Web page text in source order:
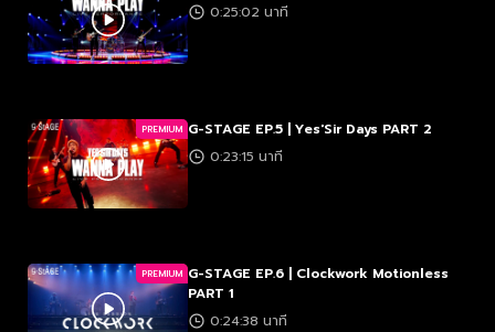
0:25:02 นาที
PREMIUM G-STAGE EP.5 | Yes'Sir Days PART 2
0:23:15 นาที
PREMIUM G-STAGE EP.6 | Clockwork Motionless
PART 1
0:24:38 นาที